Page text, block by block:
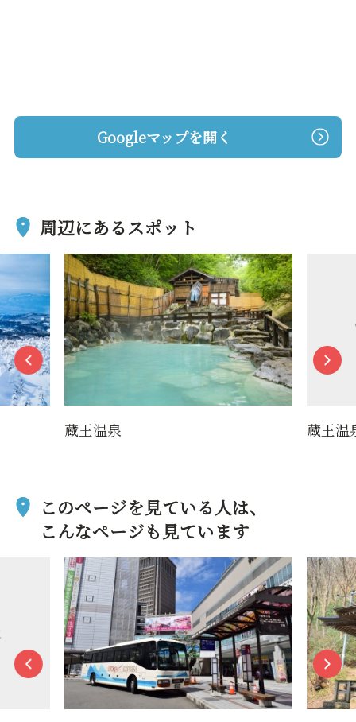
Googleマップを開く
周辺にあるスポット
蔵王温泉 蔵王温
このページを見ている人は、
こんなページも見ています